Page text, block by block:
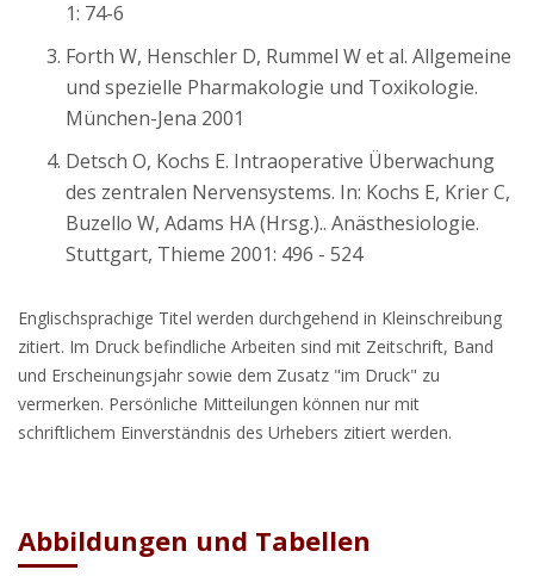
1: 74-6
Forth W, Henschler D, Rummel W et al. Allgemeine
und spezielle Pharmakologie und Toxikologie.
München-Jena 2001
Detsch O, Kochs E. Intraoperative Überwachung
des zentralen Nervensystems. In: Kochs E, Krier C,
Buzello W, Adams HA (Hrsg.).. Anästhesiologie.
Stuttgart, Thieme 2001: 496 - 524
Englischsprachige Titel werden durchgehend in Kleinschreibung
zitiert. Im Druck befindliche Arbeiten sind mit Zeitschrift, Band
und Erscheinungsjahr sowie dem Zusatz "im Druck" zu
vermerken. Persönliche Mitteilungen können nur mit
schriftlichem Einverständnis des Urhebers zitiert werden.
Abbildungen und Tabellen